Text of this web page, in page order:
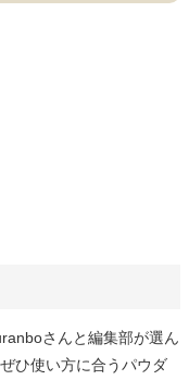
さんと編集部が選ん
ひ使い方に合うパウダ